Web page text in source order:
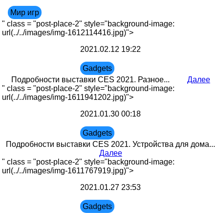
Мир игр
" class = "post-place-2" style="background-image:
url(../../images/img-1612114416.jpg)">
2021.02.12 19:22
Gadgets
Подробности выставки CES 2021. Разное...
Далее
" class = "post-place-2" style="background-image:
url(../../images/img-1611941202.jpg)">
2021.01.30 00:18
Gadgets
Подробности выставки CES 2021. Устройства для дома...
Далее
" class = "post-place-2" style="background-image:
url(../../images/img-1611767919.jpg)">
2021.01.27 23:53
Gadgets